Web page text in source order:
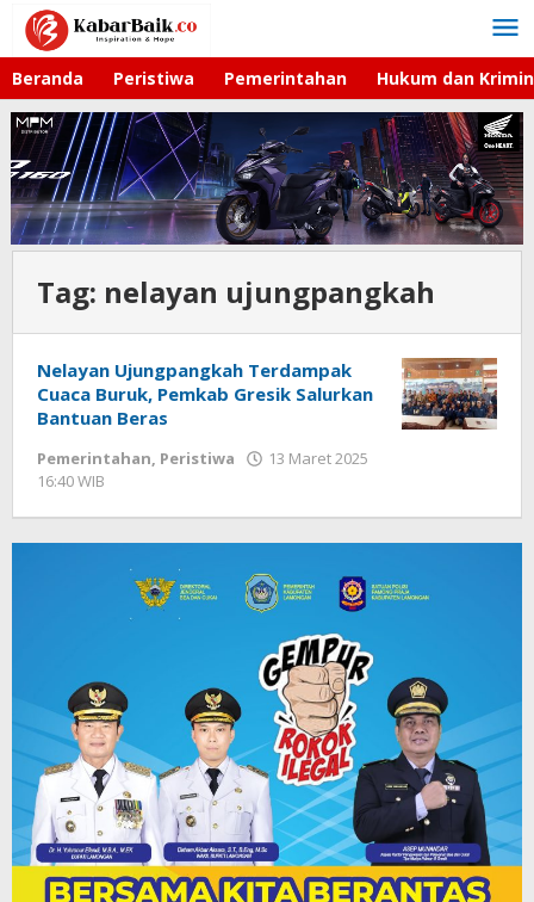
Lewati
konten
Beranda Peristiwa Pemerintahan Hukum dan
Tag: nelayan ujungpangkah
Nelayan Ujungpangkah Terdampak
Cuaca Buruk, Pemkab Gresik Salurkan
Bantuan Beras
Pemerintahan, Peristiwa
13 Maret 2025
16:40 WIB